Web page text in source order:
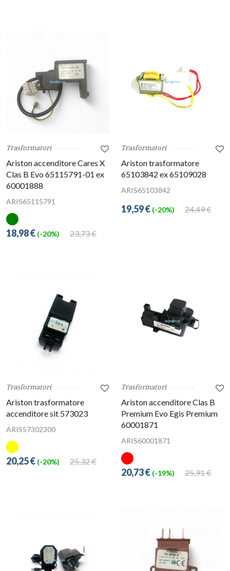
Trasformatori
Ariston accenditore Cares X
Clas B Evo 65115791-01 ex
60001888
ARIS65115791
23,73 €
18,98 € (-20%)
Trasformatori
Ariston trasformatore
65103842 ex 65109028
ARIS65103842
24,49 €
19,59 € (-20%)
Trasformatori
Ariston trasformatore
accenditore sit 573023
ARIS57302300
25,32 €
20,25 € (-20%)
Trasformatori
Ariston accenditore Clas B
Premium Evo Egis Premium
60001871
ARIS60001871
25,91 €
20,73 € (-19%)